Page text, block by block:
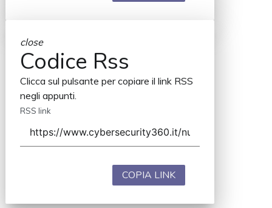
close
Codice Rss
Clicca sul pulsante per copiare il link RSS
negli appunti.
RSS link
COPIA LINK